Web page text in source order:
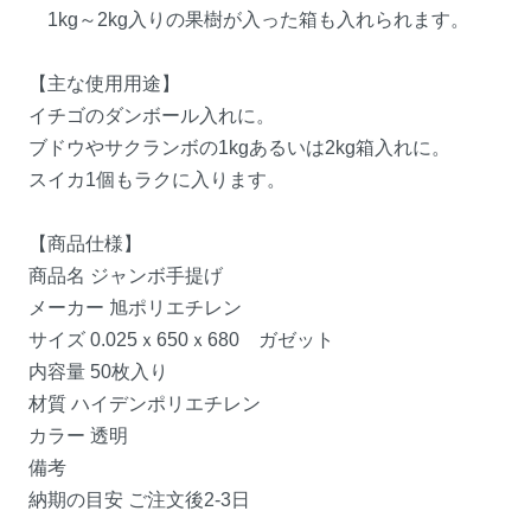
1kg～2kg入りの果樹が入った箱も入れられます。
【主な使用用途】
イチゴのダンボール入れに。
ブドウやサクランボの1kgあるいは2kg箱入れに。
スイカ1個もラクに入ります。
【商品仕様】
商品名 ジャンボ手提げ
メーカー 旭ポリエチレン
サイズ 0.025ｘ650ｘ680 ガゼット
内容量 50枚入り
材質 ハイデンポリエチレン
カラー 透明
備考
納期の目安 ご注文後2-3日